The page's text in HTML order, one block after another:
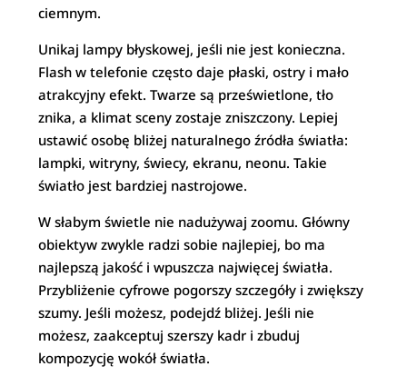
ciemnym.
Unikaj lampy błyskowej, jeśli nie jest konieczna.
Flash w telefonie często daje płaski, ostry i mało
atrakcyjny efekt. Twarze są prześwietlone, tło
znika, a klimat sceny zostaje zniszczony. Lepiej
ustawić osobę bliżej naturalnego źródła światła:
lampki, witryny, świecy, ekranu, neonu. Takie
światło jest bardziej nastrojowe.
W słabym świetle nie nadużywaj zoomu. Główny
obiektyw zwykle radzi sobie najlepiej, bo ma
najlepszą jakość i wpuszcza najwięcej światła.
Przybliżenie cyfrowe pogorszy szczegóły i zwiększy
szumy. Jeśli możesz, podejdź bliżej. Jeśli nie
możesz, zaakceptuj szerszy kadr i zbuduj
kompozycję wokół światła.